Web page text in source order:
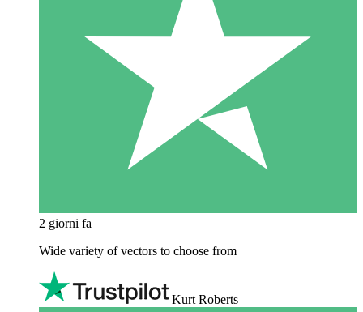
2 giorni fa
Wide variety of vectors to choose from
Kurt Roberts